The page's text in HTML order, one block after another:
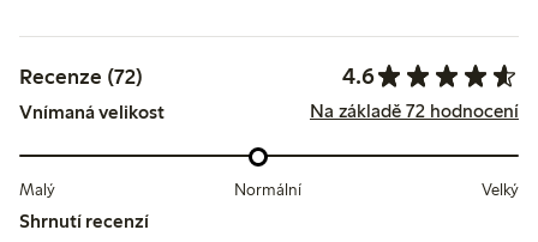
Recenze (72) 4.6
Vnímaná velikost Na základě 72 hodnocení
Malý Normální Velký
Shrnutí recenzí